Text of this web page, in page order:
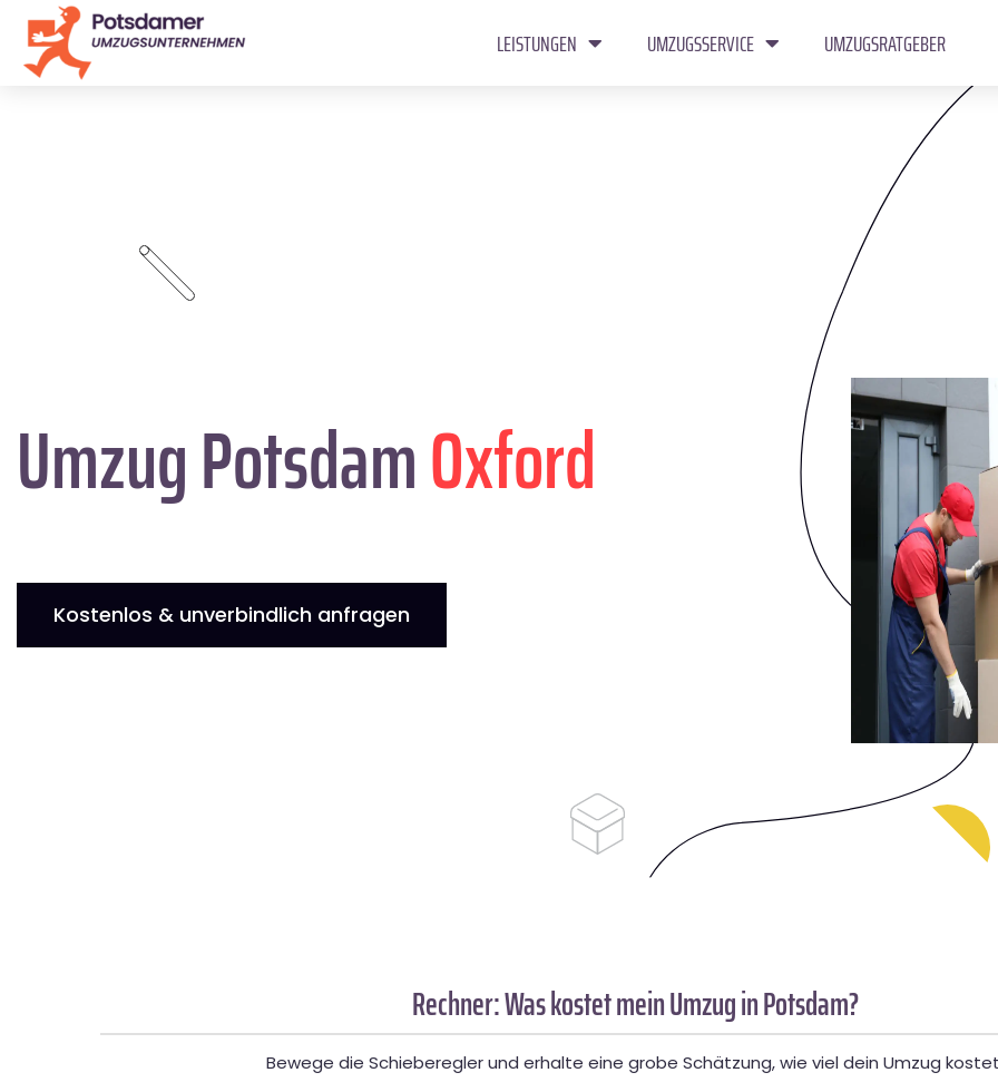
LEISTUNGEN UMZUGSSERVICE UMZUGSRATGEBER
Umzug PotsdamOxford
Kostenlos & unverbindlich anfragen
Rechner: Was kostet mein Umzug in Potsdam?
Bewege die Schieberegler und erhalte eine grobe Schätzung, wie viel dein Umzug